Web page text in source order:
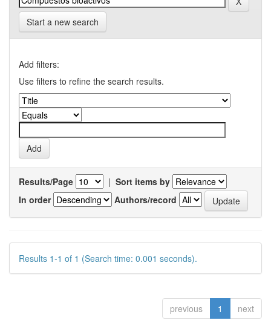
Start a new search
Add filters:
Use filters to refine the search results.
Results/Page | Sort items by
In order
Authors/record
Results 1-1 of 1 (Search time: 0.001 seconds).
previous 1 next